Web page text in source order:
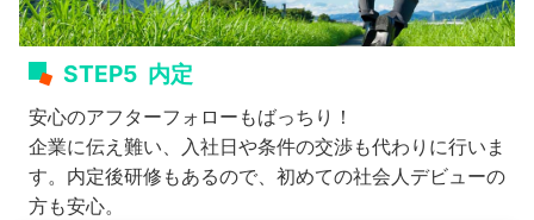
STEP5 内定
安心のアフターフォローもばっちり！
企業に伝え難い、入社日や条件の交渉も代わりに行いま
す。内定後研修もあるので、初めての社会人デビューの
方も安心。